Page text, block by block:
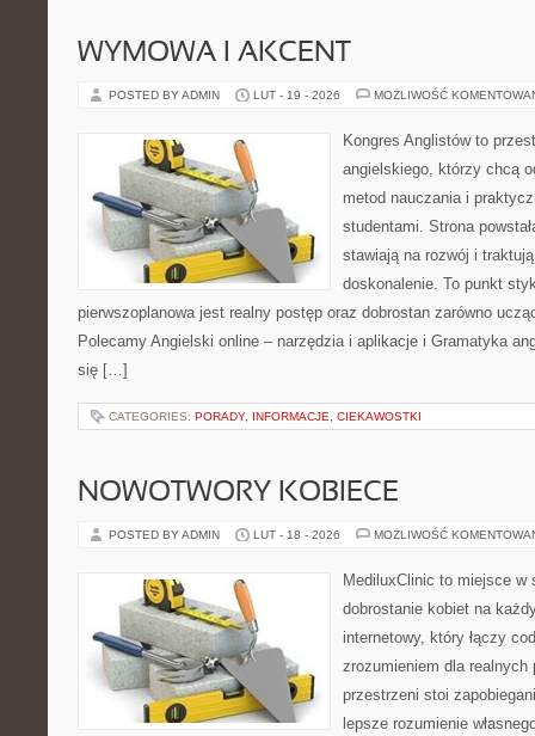
WYMOWA I AKCENT
POSTED BY ADMIN LUT - 19 - 2026 MOŻLIWOŚĆ
Kongres Anglistów to
angielskiego, którzy chcą
metod nauczania i
studentami. Strona
stawiają na rozwój i
doskonalenie. To punkt
pierwszoplanowa jest realny postęp oraz dobrostan zarówno
Polecamy Angielski online – narzędzia i aplikacje i Gramatyka
się […]
CATEGORIES: PORADY, INFORMACJE, CIEKAWOSTKI
NOWOTWORY KOBIECE
POSTED BY ADMIN LUT - 18 - 2026 MOŻLIWOŚĆ
MediluxClinic to miejsce
dobrostanie kobiet na
internetowy, który łączy
zrozumieniem dla
przestrzeni stoi
lepsze rozumienie